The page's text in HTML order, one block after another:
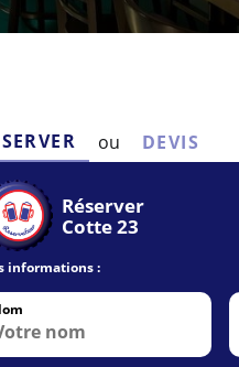
ou DEVIS
Réserver
Cotte 23
informations :